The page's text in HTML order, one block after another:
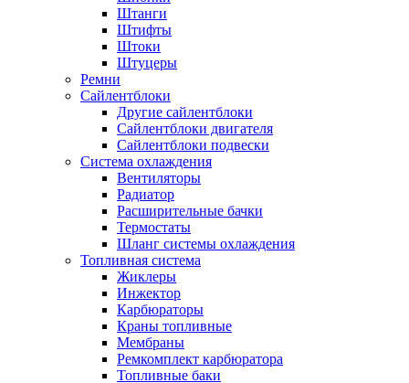
Штанги
Штифты
Штоки
Штуцеры
Ремни
Сайлентблоки
Другие сайлентблоки
Сайлентблоки двигателя
Сайлентблоки подвески
Система охлаждения
Вентиляторы
Радиатор
Расширительные бачки
Термостаты
Шланг системы охлаждения
Топливная система
Жиклеры
Инжектор
Карбюраторы
Краны топливные
Мембраны
Ремкомплект карбюратора
Топливные баки